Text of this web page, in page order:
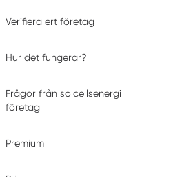
Verifiera ert företag
Hur det fungerar?
Frågor från solcellsenergi
företag
Premium